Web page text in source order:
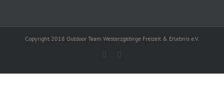
Copyright 2018 Outdoor Team Westerzgebirge Freizeit & Erlebnis e.V.
Facebook